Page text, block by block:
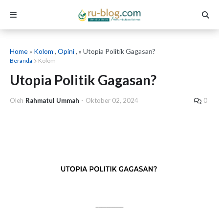
Home» Kolom , Opini, » Utopia Politik Gagasan?
Beranda Kolom
Utopia Politik Gagasan?
Oleh Rahmatul Ummah - Oktober 02, 2024 0